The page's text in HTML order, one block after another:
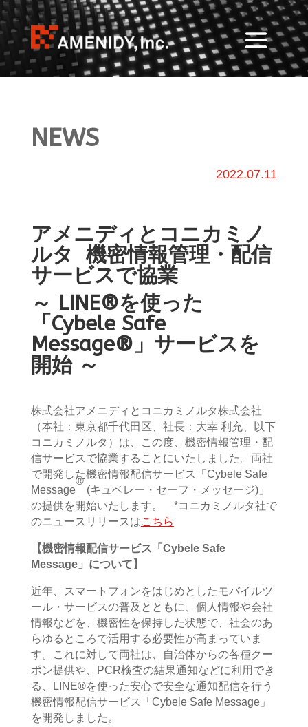
NEWS
2022.07.11
アメニディとコニカミノ
ルタ 機密情報管理・配信
サービスで協業
～ LINE®を使った
「 Cybele Safe
Message® 」サービスを
開始 ～
株式会社アメニディとコニカミノルタ株式会社
（本社：東京都千代田区、社長：⼤幸 利充、以下
コニカミノルタ）は、この度、機密情報管理・配
信サービスで協業することにいたしました。両社
で開発した機密情報配信サービス「 Cybele Safe
Message
®
(キュベレー・セーフ・メッセージ)」
の提供を開始いたします。 *コニカミノルタ社で
のニュースリリースはこちら
【機密情報配信サービス「 CybeleSafe
Message」について】
近年、スマートフォンをはじめとしたモバイルツ
ール・サービスの普及とともに、個人情報や会社
情報などを、機密性を保持した状態で、社会のあ
らゆるところで活用する必要性が高まっていま
す。これに対して両社は、自治体からの各種クー
ポン提供や、
PCR検査の結果通知などに利用でき
る、
LINE®を使った安心で安全な通知配信を行う
機密情報配信サービス「 Cybele Safe Message」
を開発しました。